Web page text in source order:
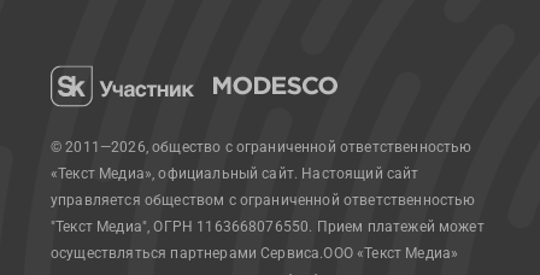
© 2011—2026, общество с ограниченной ответственностью
«Текст Медиа», официальный сайт. Настоящий сайт
управляется обществом с ограниченной ответственностью
"Текст Медиа", ОГРН 1163668076550. Прием платежей может
осуществляться партнерами Сервиса.ООО «Текст Медиа»